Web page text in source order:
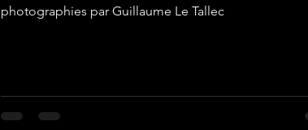
photographies par Guillaume Le Tallec